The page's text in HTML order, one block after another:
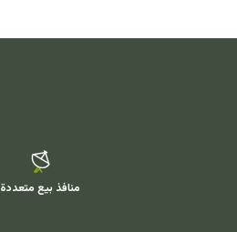
منافذ بيع متعددة